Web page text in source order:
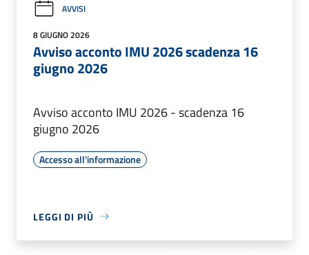
AVVISI
8 GIUGNO 2026
Avviso acconto IMU 2026 scadenza 16
giugno 2026
Avviso acconto IMU 2026 - scadenza 16
giugno 2026
Accesso all'informazione
LEGGI DI PIÙ